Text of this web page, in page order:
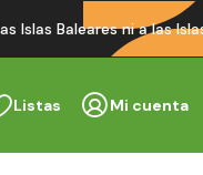
Islas Baleares ni a las
Listas Mi cuenta